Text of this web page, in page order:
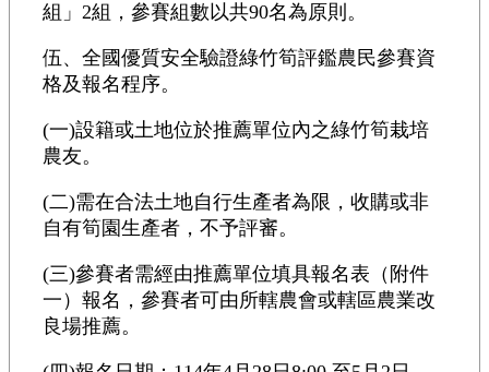
組」2組，參賽組數以共90名為原則。
伍、全國優質安全驗證綠竹筍評鑑農民參賽資
格及報名程序。
(一)設籍或土地位於推薦單位內之綠竹筍栽培
農友。
(二)需在合法土地自行生產者為限，收購或非
自有筍園生產者，不予評審。
(三)參賽者需經由推薦單位填具報名表（附件
一）報名，參賽者可由所轄農會或轄區農業改
良場推薦。